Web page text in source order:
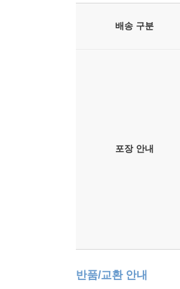
배송 구분
포장 안내
반품/교환 안내